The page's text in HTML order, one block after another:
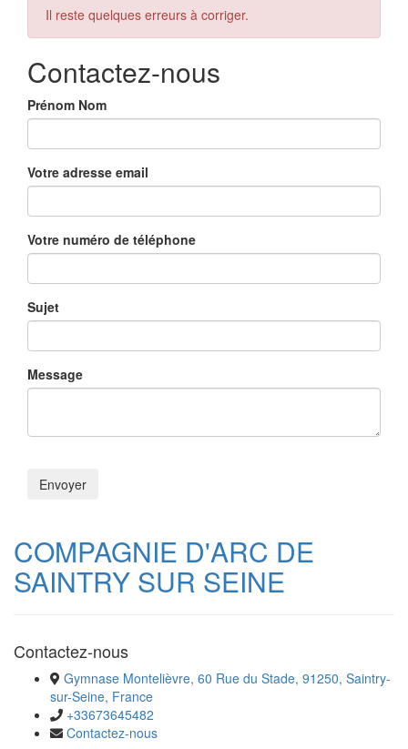
Il reste quelques erreurs à corriger.
Contactez-nous
Prénom Nom
Votre adresse email
Votre numéro de téléphone
Sujet
Message
COMPAGNIE D'ARC DE
SAINTRY SUR SEINE
Contactez-nous
Gymnase Montelièvre, 60 Rue du Stade, 91250, Saintry-
sur-Seine, France
+33673645482
Contactez-nous